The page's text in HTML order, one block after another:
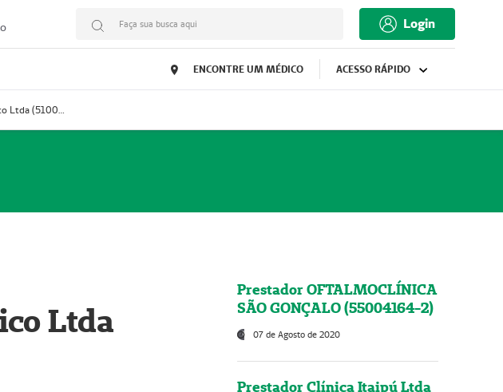
Faça sua busca aqui Login
ENCONTRE UM MÉDICO ACESSO RÁPIDO
Prestador Mosaicum Espaço Clínico Ltda (51004352-0)
Ltda
Prestador OFTALMOCLÍNICA
SÃO GONÇALO (55004164-2)
07 de Agosto de 2020
Prestador Clínica Itaipú Ltda